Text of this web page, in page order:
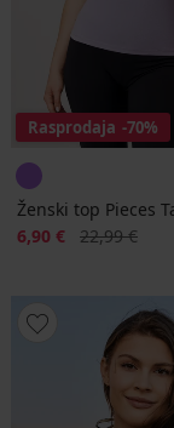
Rasprodaja -70%
Ženski top Pieces
Popust
6,90 € Prvobitna
22,99 €